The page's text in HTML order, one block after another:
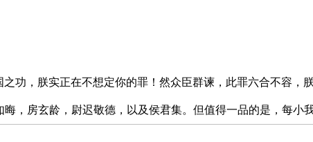
，朕实正在不想定你的罪！然众臣群谏，此罪六合不容，
，房玄龄，尉迟敬德，以及侯君集。但值得一品的是，每